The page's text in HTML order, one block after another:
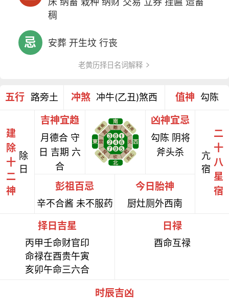
稠
忌 安葬 开生坟 行丧
老黄历择日名词解释
五行 路旁土 冲煞 冲牛(乙丑)煞西 值神 勾陈
建
除
十
二
神
除
日
吉神宜趋
月德合 守
日 吉期 六
合
凶神宜忌
勾陈 阴将
斧头杀
彭祖百忌
辛不合酱 未不服药
今日胎神
厨灶厕外西南
亢
宿
二
十
八
星
宿
择日吉星
丙甲壬命财官印
命禄在酉贵午寅
亥卯午命三六合
日禄
酉命互禄
时辰吉凶